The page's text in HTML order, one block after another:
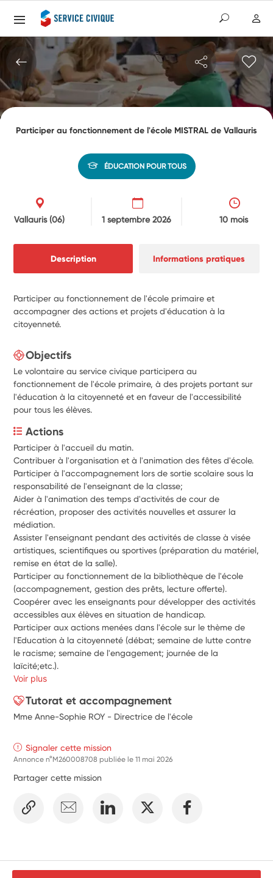
Participer au fonctionnement de l'école MISTRAL de Vallauris
ÉDUCATION POUR TOUS
Vallauris(06) 1 septembre 2026 10 mois
Description Informations pratiques
Participer au fonctionnement de l'école primaire et
accompagner des actions et projets d'éducation à la
citoyenneté.
Objectifs
Le volontaire au service civique participera au
fonctionnement de l'école primaire, à des projets portant sur
l'éducation à la citoyenneté et en faveur de l'accessibilité
pour tous les élèves.
Actions
Participer à l'accueil du matin.
Contribuer à l'organisation et à l'animation des fêtes d'école.
Participer à l'accompagnement lors de sortie scolaire sous la
responsabilité de l'enseignant de la classe;
Aider à l'animation des temps d'activités de cour de
récréation, proposer des activités nouvelles et assurer la
médiation.
Assister l'enseignant pendant des activités de classe à visée
artistiques, scientifiques ou sportives (préparation du matériel,
remise en état de la salle).
Participer au fonctionnement de la bibliothèque de l'école
(accompagnement, gestion des prêts, lecture offerte).
Coopérer avec les enseignants pour développer des activités
accessibles aux élèves en situation de handicap.
Participer aux actions menées dans l'école sur le thème de
l'Education à la citoyenneté (débat; semaine de lutte contre
le racisme; semaine de l'engagement; journée de la
laïcité;etc.).
Voir plus
Tutorat et accompagnement
Mme Anne-Sophie ROY - Directrice de l'école
Signaler cette mission
Annonce n°M260008708 publiée le11 mai 2026
Partager cette mission